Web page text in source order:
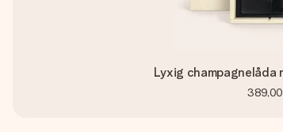
Lyxig champagnelåda